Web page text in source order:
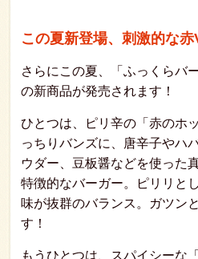
この夏新登場、刺激的な赤
さらにこの夏、「ふっくらバ
の新商品が発売されます！
ひとつは、ピリ辛の「赤のホ
っちりバンズに、唐辛子やハ
ウダー、豆板醤などを使った
特徴的なバーガー。ピリリと
味が抜群のバランス。ガツン
す！
もうひとつは、スパイシーな